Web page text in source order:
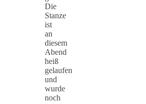
Die
Stanze
ist
an
diesem
Abend
heiß
gelaufen
und
wurde
noch